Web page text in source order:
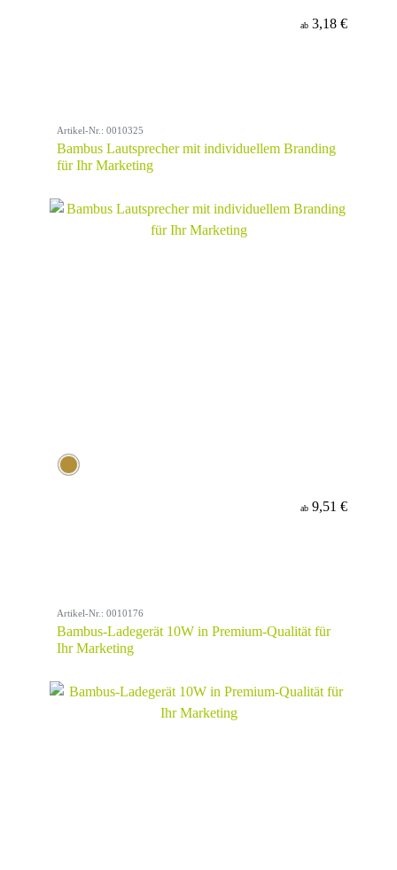
ab 3,18 €
Artikel-Nr.: 0010325
Bambus Lautsprecher mit individuellem Branding
für Ihr Marketing
ab 9,51 €
Artikel-Nr.: 0010176
Bambus-Ladegerät 10W in Premium-Qualität für
Ihr Marketing